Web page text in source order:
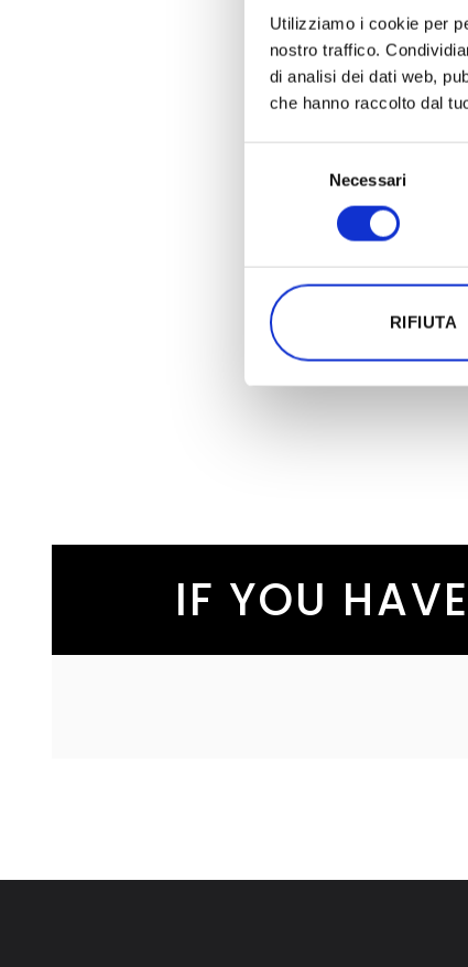
Utilizziamo i cookie per
nostro traffico.
di analisi dei dati web,
che hanno raccolto dal
Necessari
RIFIUTA
0 of 600 max characters
IF YOU